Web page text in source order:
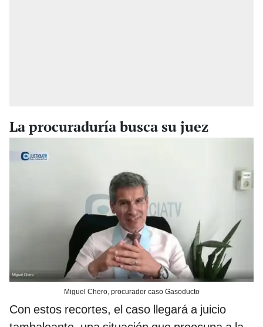
La procuraduría busca su juez
Miguel Chero, procurador caso Gasoducto
Con estos recortes, el caso llegará a juicio